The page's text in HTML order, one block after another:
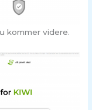
kommer videre.